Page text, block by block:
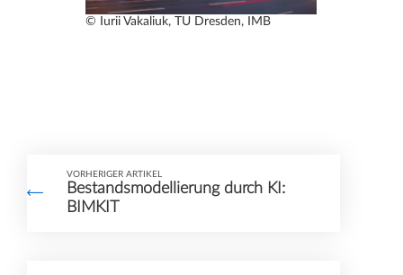
© Iurii Vakaliuk, TU Dresden, IMB
VORHERIGER ARTIKEL
Bestandsmodellierung durch KI:
BIMKIT